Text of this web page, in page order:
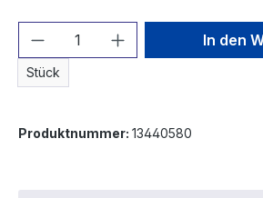
Produkt Anzahl: Gib
Stück
In den
Produktnummer: 13440580